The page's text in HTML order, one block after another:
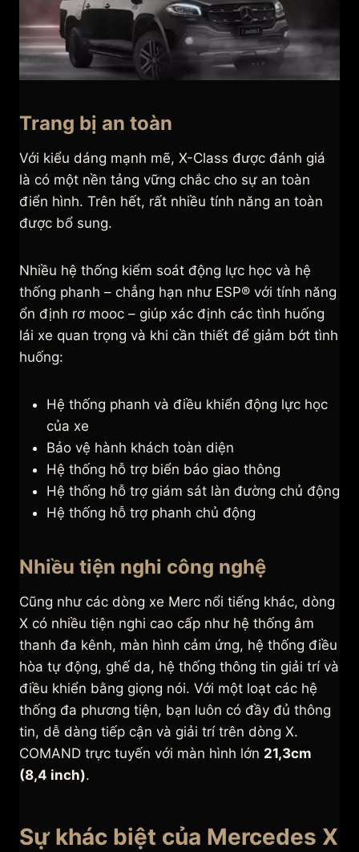
Trang bị an toàn
Với kiểu dáng mạnh mẽ, X-Class được đánh giá
là có một nền tảng vững chắc cho sự an toàn
điển hình. Trên hết, rất nhiều tính năng an toàn
được bổ sung.
Nhiều hệ thống kiểm soát động lực học và hệ
thống phanh – chẳng hạn như ESP® với tính năng
ổn định rơ mooc – giúp xác định các tình huống
lái xe quan trọng và khi cần thiết để giảm bớt tình
huống:
Hệ thống phanh và điều khiển động lực học
của xe
Bảo vệ hành khách toàn diện
Hệ thống hỗ trợ biển báo giao thông
Hệ thống hỗ trợ giám sát làn đường chủ động
Hệ thống hỗ trợ phanh chủ động
Nhiều tiện nghi công nghệ
Cũng như các dòng xe Merc nổi tiếng khác, dòng
X có nhiều tiện nghi cao cấp như hệ thống âm
thanh đa kênh, màn hình cảm ứng, hệ thống điều
hòa tự động, ghế da, hệ thống thông tin giải trí và
điều khiển bằng giọng nói. Với một loạt các hệ
thống đa phương tiện, bạn luôn có đầy đủ thông
tin, dễ dàng tiếp cận và giải trí trên dòng X.
COMAND trực tuyến với màn hình lớn 21,3cm
(8,4 inch).
Sự khác biệt của Mercedes X